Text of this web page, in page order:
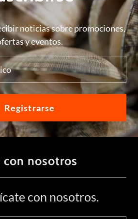
noticias sobre promociones,
y eventos.
Registrarse
nosotros
con nosotros.